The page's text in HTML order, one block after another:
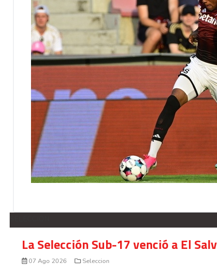
La Selección Sub-17 venció a El
07 Ago 2026 Seleccion